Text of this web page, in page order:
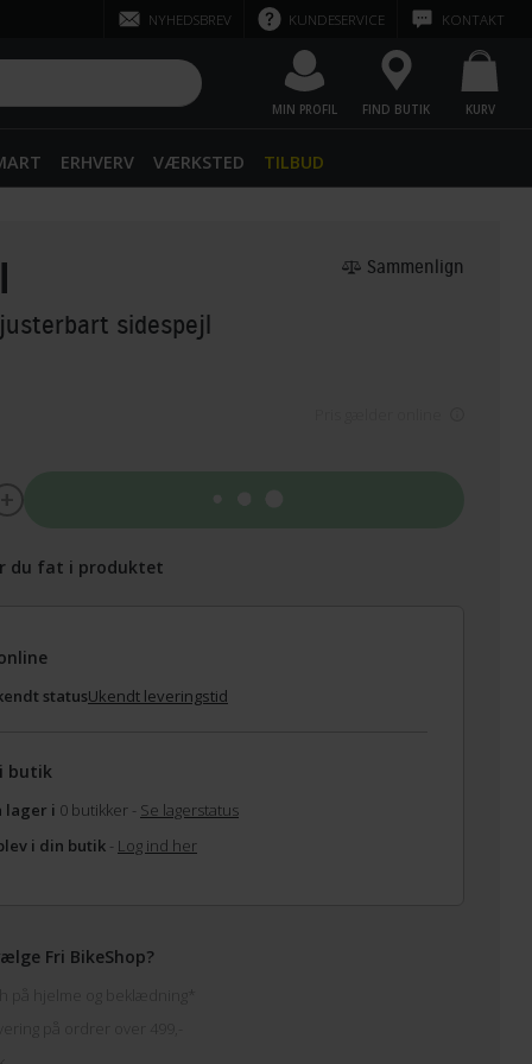
NYHEDSBREV KUNDESERVICE KONTAKT
MIN PROFIL FIND BUTIK KURV
ERHVERV VÆRKSTED TILBUD
sidespejl
Sammenlign
du fat i produktet
statusUkendt leveringstid
butik
lager i 0 butikker - Se lagerstatus
i din butik - Log ind her
Fri BikeShop?
på hjelme og beklædning*